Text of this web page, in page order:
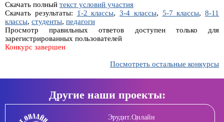
Скачать полный текст условий участия
Скачать результаты: 1-2 классы, 3-4 классы, 5-7 классы, 8-11
классы, студенты, педагоги
Просмотр правильных ответов доступен только для
зарегистрированных пользователей
Конкурс завершен
Посмотреть остальные конкурсы
Другие наши проекты:
Эрудит.Онлайн